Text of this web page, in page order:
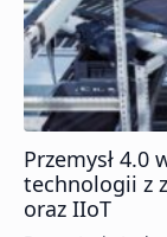
Przemysł 4.0
technologii z
oraz IIoT